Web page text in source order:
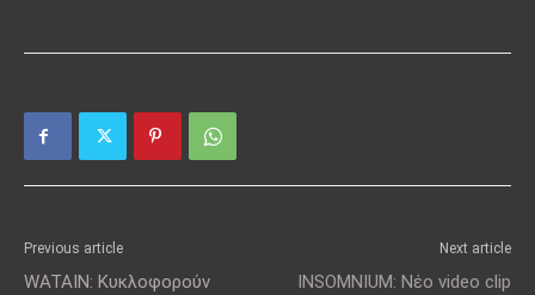
Previous article
WATAIN: Κυκλοφορούν
Next article
INSOMNIUM: Νέο video clip